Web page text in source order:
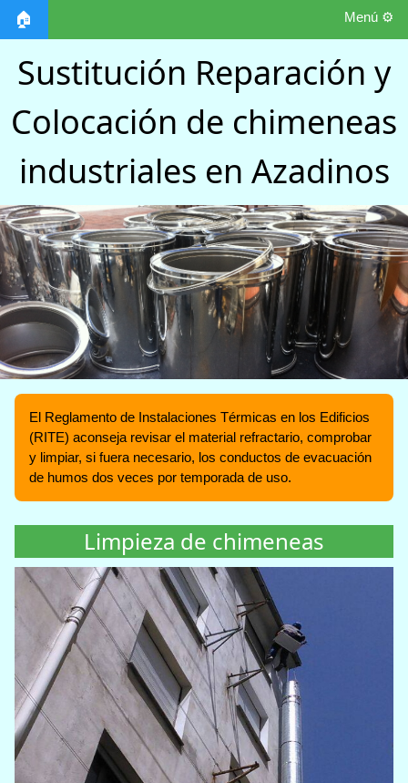
🏠 Menú ⚙️
Sustitución Reparación y
Colocación de chimeneas
industriales en Azadinos
El Reglamento de Instalaciones Térmicas en los Edificios
(RITE) aconseja revisar el material refractario, comprobar
y limpiar, si fuera necesario, los conductos de evacuación
de humos dos veces por temporada de uso.
Limpieza de chimeneas